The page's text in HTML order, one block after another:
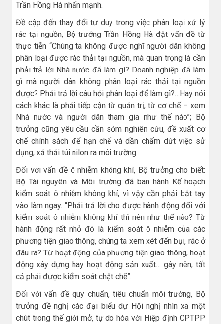
Trần Hồng Hà nhấn mạnh.
Đề cập đến thay đổi tư duy trong việc phân loại xử lý
rác tại nguồn, Bộ trưởng Trần Hồng Hà đặt vấn đề từ
thực tiễn “Chúng ta không được nghĩ người dân không
phân loại được rác thải tại nguồn, mà quan trọng là cần
phải trả lời Nhà nước đã làm gì? Doanh nghiệp đã làm
gì mà người dân không phân loại rác thải tại nguồn
được? Phải trả lời câu hỏi phân loại để làm gì?…Hay nói
cách khác là phải tiếp cận từ quản trị, từ cơ chế – xem
Nhà nước và người dân tham gia như thế nào”; Bộ
trưởng cũng yêu cầu cần sớm nghiên cứu, đề xuất cơ
chế chính sách để hạn chế và dần chấm dứt việc sử
dụng, xả thải túi nilon ra môi trường.
Đối với vấn đề ô nhiễm không khí, Bộ trưởng cho biết:
Bộ Tài nguyên và Môi trường đã ban hành Kế hoạch
kiểm soát ô nhiễm không khí, vì vậy cần phải bắt tay
vào làm ngay. “Phải trả lời cho được hành động đối với
kiểm soát ô nhiễm không khí thì nên như thế nào? Từ
hành động rất nhỏ đó là kiểm soát ô nhiễm của các
phương tiện giao thông, chúng ta xem xét đến bụi, rác ở
đâu ra? Từ hoạt động của phương tiện giao thông, hoạt
động xây dựng hay hoạt động sản xuất… gây nên, tất
cả phải được kiểm soát chặt chẽ”.
Đối với vấn đề quy chuẩn, tiêu chuẩn môi trường, Bộ
trưởng đề nghị các đại biểu dự Hội nghị nhìn xa một
chút trong thế giới mở, tự do hóa với Hiệp định CPTPP